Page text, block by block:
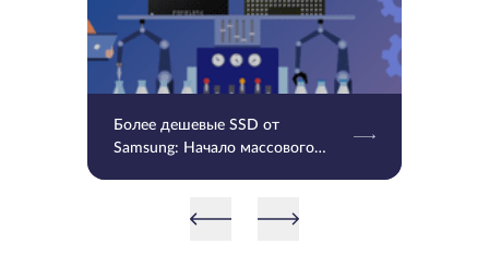
Более дешевые SSD от
Samsung: Начало массового